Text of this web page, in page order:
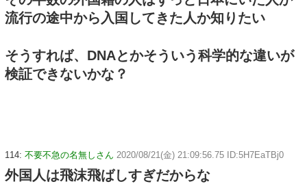
流行の途中から入国してきた人か知りたい
そうすれば、DNAとかそういう科学的な違いが
検証できないかな？
114: 不要不急の名無しさん 2020/08/21(金) 21:09:56.75 ID:5H7EaTBj0
外国人は飛沫飛ばしすぎだからな